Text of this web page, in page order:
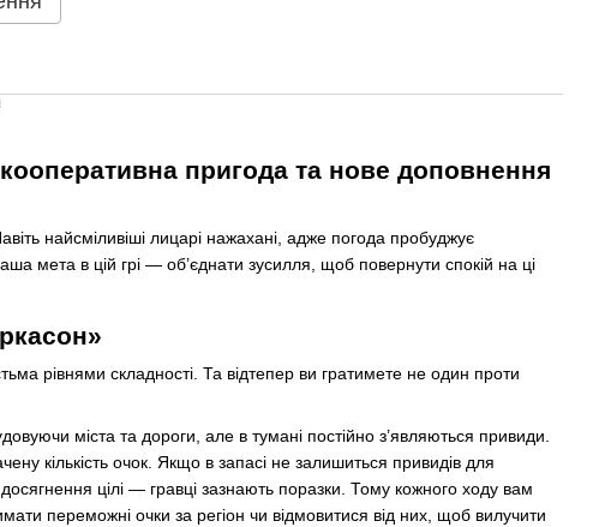
пригода та нове доповнення
найсміливіші лицарі нажахані, адже погода пробуджує
мета в цій грі — об’єднати зусилля, щоб повернути спокій на ці
рівнями складності. Та відтепер ви гратимете не один проти
міста та дороги, але в тумані постійно з’являються привиди.
кількість очок. Якщо в запасі не залишиться привидів для
цілі — гравці зазнають поразки. Тому кожного ходу вам
переможні очки за регіон чи відмовитися від них, щоб вилучити